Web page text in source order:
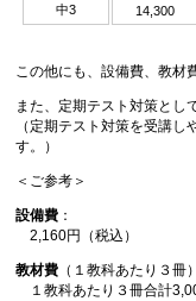
中3 14,300
この他にも、設備費、教材
また、定期テスト対策とし
（定期テスト対策を受講
す。）
＜ご参考＞
設備費 ：
2,160円（税込）
教材費 （１教科あたり３冊
１教科あたり３冊合計